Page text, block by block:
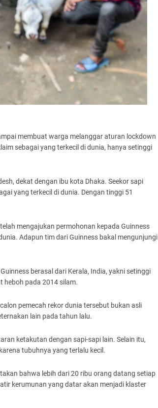
membuat warga melanggar aturan lockdown
sebagai yang terkecil di dunia, hanya setinggi
dekat dengan ibu kota Dhaka. Seekor sapi
yang terkecil di dunia. Dengan tinggi 51
mengajukan permohonan kepada Guinness
Adapun tim dari Guinness bakal mengunjungi
berasal dari Kerala, India, yakni setinggi
heboh pada 2014 silam.
pemecah rekor dunia tersebut bukan asli
lain pada tahun lalu.
ketakutan dengan sapi-sapi lain. Selain itu,
tubuhnya yang terlalu kecil.
bahwa lebih dari 20 ribu orang datang setiap
kerumunan yang datar akan menjadi klaster